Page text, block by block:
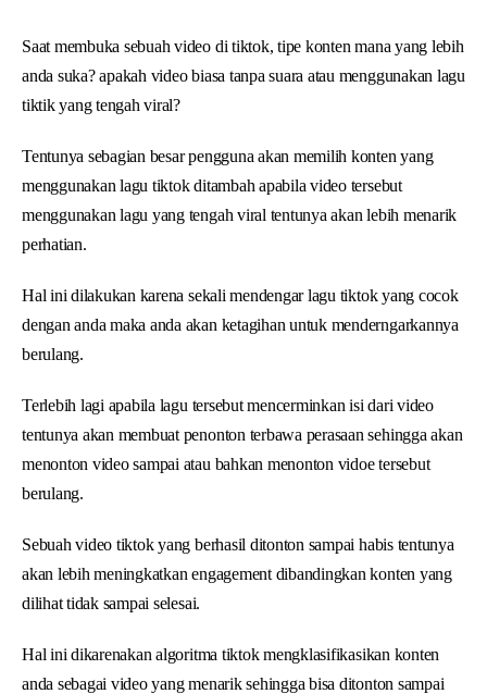
Saat membuka sebuah video di tiktok, tipe konten mana yang lebih
anda suka? apakah video biasa tanpa suara atau menggunakan lagu
tiktik yang tengah viral?
Tentunya sebagian besar pengguna akan memilih konten yang
menggunakan lagu tiktok ditambah apabila video tersebut
menggunakan lagu yang tengah viral tentunya akan lebih menarik
perhatian.
Hal ini dilakukan karena sekali mendengar lagu tiktok yang cocok
dengan anda maka anda akan ketagihan untuk menderngarkannya
berulang.
Terlebih lagi apabila lagu tersebut mencerminkan isi dari video
tentunya akan membuat penonton terbawa perasaan sehingga akan
menonton video sampai atau bahkan menonton vidoe tersebut
berulang.
Sebuah video tiktok yang berhasil ditonton sampai habis tentunya
akan lebih meningkatkan engagement dibandingkan konten yang
dilihat tidak sampai selesai.
Hal ini dikarenakan algoritma tiktok mengklasifikasikan konten
anda sebagai video yang menarik sehingga bisa ditonton sampai